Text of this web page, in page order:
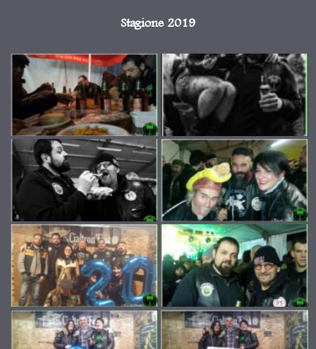
Stagione 2019